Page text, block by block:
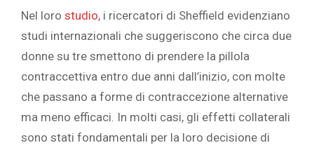
Nel loro studio, i ricercatori di Sheffield evidenziano
studi internazionali che suggeriscono che circa due
donne su tre smettono di prendere la pillola
contraccettiva entro due anni dall’inizio, con molte
che passano a forme di contraccezione alternative
ma meno efficaci. In molti casi, gli effetti collaterali
sono stati fondamentali per la loro decisione di